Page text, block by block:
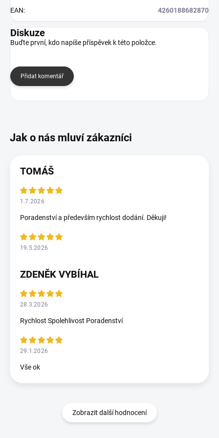
EAN: 4260188682870
Diskuze
Buďte první, kdo napíše příspěvek k této položce.
Přidat komentář
TOMÁŠ
1.7.2026
Poradenství a především rychlost dodání. Děkuji!
19.5.2026
ZDENĚK VYBÍHAL
28.3.2026
Rychlost Spolehlivost Poradenství
29.1.2026
Vše ok
Zobrazit další hodnocení